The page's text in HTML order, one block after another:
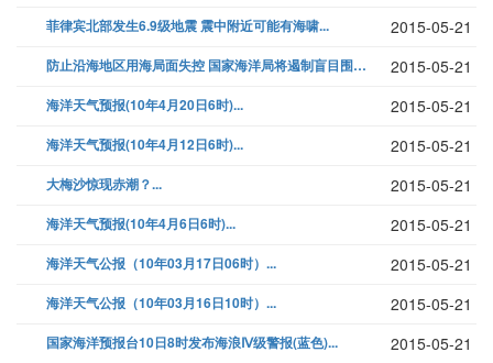
菲律宾北部发生6.9级地震 震中附近可能有海啸... 2015-05-21
防止沿海地区用海局面失控 国家海洋局将遏制盲目围填海强制收回非法占用海... 2015-05-21
海洋天气预报(10年4月20日6时)... 2015-05-21
海洋天气预报(10年4月12日6时)... 2015-05-21
大梅沙惊现赤潮？... 2015-05-21
海洋天气预报(10年4月6日6时)... 2015-05-21
海洋天气公报（10年03月17日06时）... 2015-05-21
海洋天气公报（10年03月16日10时）... 2015-05-21
国家海洋预报台10日8时发布海浪Ⅳ级警报(蓝色)... 2015-05-21